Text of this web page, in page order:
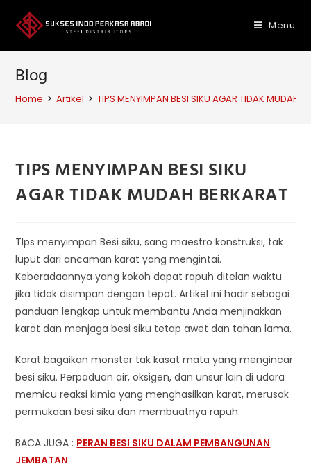
content
Menu
Blog
Home > Artikel > TIPS MENYIMPAN BESI SIKU AGAR TIDAK MUDAH
TIPS MENYIMPAN BESI SIKU
AGAR TIDAK MUDAH BERKARAT
TIps menyimpan Besi siku, sang maestro konstruksi, tak
luput dari ancaman karat yang mengintai.
Keberadaannya yang kokoh dapat rapuh ditelan waktu
jika tidak disimpan dengan tepat. Artikel ini hadir sebagai
panduan lengkap untuk membantu Anda menjinakkan
karat dan menjaga besi siku tetap awet dan tahan lama.
Karat bagaikan monster tak kasat mata yang mengincar
besi siku. Perpaduan air, oksigen, dan unsur lain di udara
memicu reaksi kimia yang menghasilkan karat, merusak
permukaan besi siku dan membuatnya rapuh.
BACA JUGA : PERAN BESI SIKU DALAM PEMBANGUNAN
JEMBATAN